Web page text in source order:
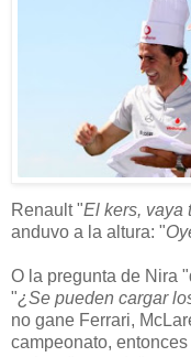
Renault "El kers, vaya
anduvo a la altura: "
O la pregunta de Nira
"¿Se pueden cargar
no gane Ferrari,
campeonato,